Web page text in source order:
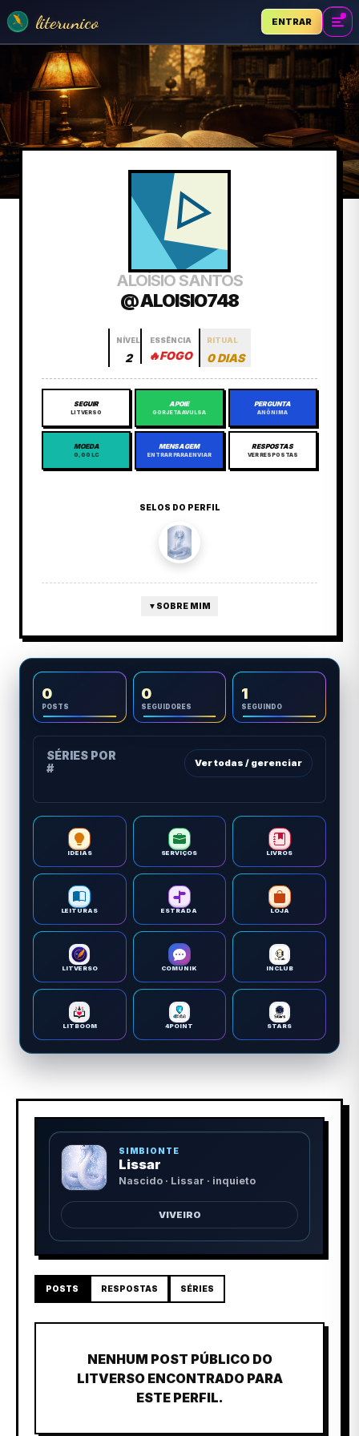
literunico ENTRAR
ALOÍSIO SANTOS
@ ALOISIO748
NÍVEL
2
ESSÊNCIA
🔥FOGO
RITUAL
0 DIAS
SEGUIR
LITVERSO
APOIE
GORJETA AVULSA
PERGUNTA
ANÔNIMA
MOEDA
0,00 LC
MENSAGEM
ENTRAR PARA ENVIAR
RESPOSTAS
VER RESPOSTAS
SELOS DO PERFIL
▼ SOBRE MIM
0
POSTS
0
SEGUIDORES
1
SEGUINDO
SÉRIES POR
#
Ver todas / gerenciar
IDEIAS SERVIÇOS LIVROS
LEITURAS ESTRADA LOJA
LITVERSO COMUNIK INCLUB
LITBOOM 4POINT STARS
SIMBIONTE
Lissar
Nascido · Lissar · inquieto
VIVEIRO
POSTS RESPOSTAS SÉRIES
NENHUM POST PÚBLICO DO
LITVERSO ENCONTRADO PARA
ESTE PERFIL.